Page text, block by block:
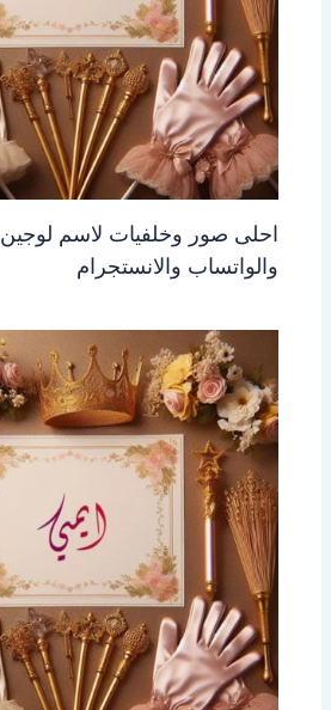
احلى صور وخلفيات لاسم
والواتساب والانستجرام